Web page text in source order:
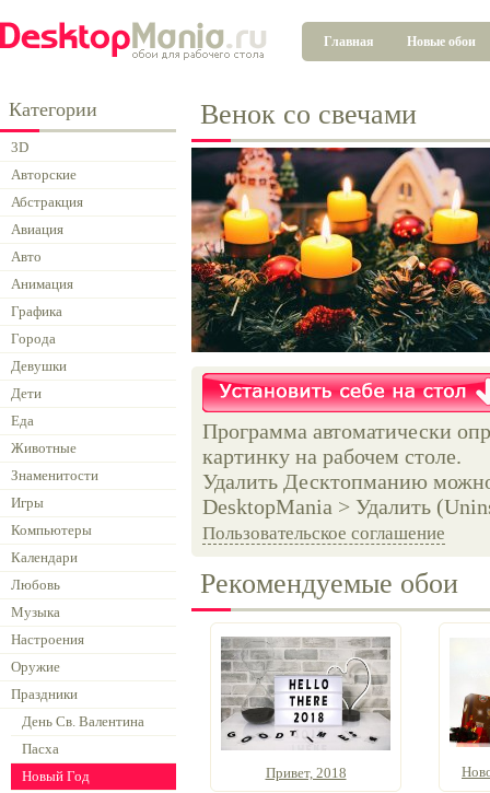
Главная Новые обои
Категории
3D
Авторские
Абстракция
Авиация
Авто
Анимация
Графика
Города
Девушки
Дети
Еда
Животные
Знаменитости
Игры
Компьютеры
Календари
Любовь
Музыка
Настроения
Оружие
Праздники
День Св. Валентина
Пасха
Новый Год
Венок со свечами
Программа автоматически
картинку на рабочем столе.
Удалить Десктопманию
DesktopMania > Удалить
Пользовательское соглашение
Рекомендуемые обои
Привет, 2018